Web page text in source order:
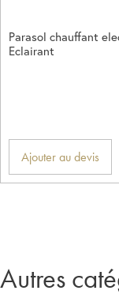
Parasol chauffant
Eclairant
Ajouter au devis
Autres